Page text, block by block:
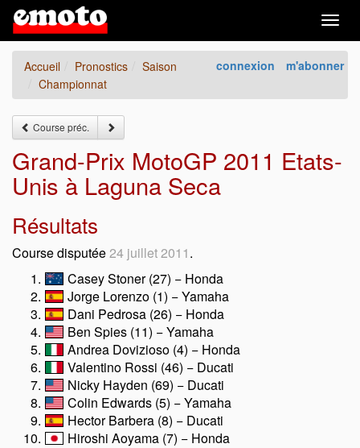
connexion m'abonner
Accueil Pronostics
Saison
Championnat
Course préc.
Grand-Prix MotoGP 2011 Etats-
Unis à Laguna Seca
Résultats
Course disputée24 juillet 2011.
Casey Stoner (27) − Honda
Jorge Lorenzo (1) − Yamaha
Dani Pedrosa (26) − Honda
Ben Spies (11) − Yamaha
Andrea Dovizioso (4) − Honda
Valentino Rossi (46) − Ducati
Nicky Hayden (69) − Ducati
Colin Edwards (5) − Yamaha
Hector Barbera (8) − Ducati
Hiroshi Aoyama (7) − Honda